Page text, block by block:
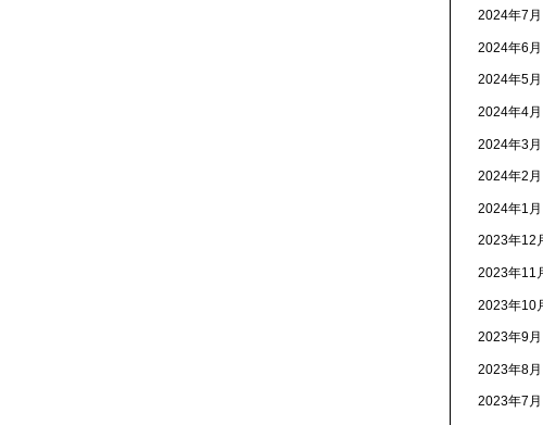
2024年7月
2024年6月
2024年5月
2024年4月
2024年3月
2024年2月
2024年1月
2023年12
2023年11
2023年10
2023年9月
2023年8月
2023年7月